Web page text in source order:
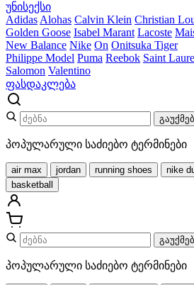
უნისექსი
Adidas Alohas Calvin Klein Christian
Golden Goose Isabel Marant Lacoste
New Balance Nike On Onitsuka Tiger
Philippe Model Puma Reebok Saint
Salomon Valentino
ფასდაკლება
პოპულარული საძიებო ტერმინები
air max jordan running shoes nike
basketball
პოპულარული საძიებო ტერმინები